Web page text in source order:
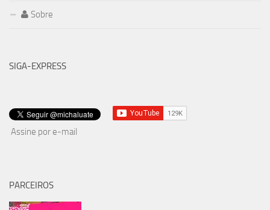
Sobre
SIGA-EXPRESS
Assine por e-mail
PARCEIROS